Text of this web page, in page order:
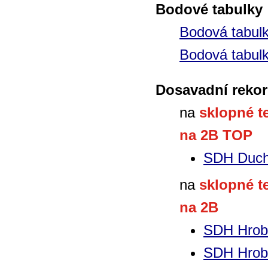
Bodové tabulky
Bodová
Bodová
Dosavadní
na sklopné
na 2B TOP
SDH
na sklopné
na 2B
SDH
SDH